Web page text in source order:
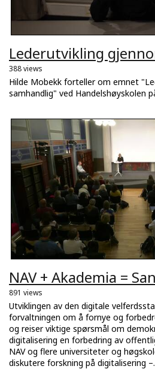
Lederutvikling
388 views
Hilde Mobekk forteller om emnet
samhandlig" ved Handelshøyskolen
NAV + Akademia =
891 views
Utviklingen av den digitale
forvaltningen om å fornye og
og reiser viktige spørsmål om
digitalisering en forbedring av
NAV og flere universiteter og
diskutere forskning på digitalisering